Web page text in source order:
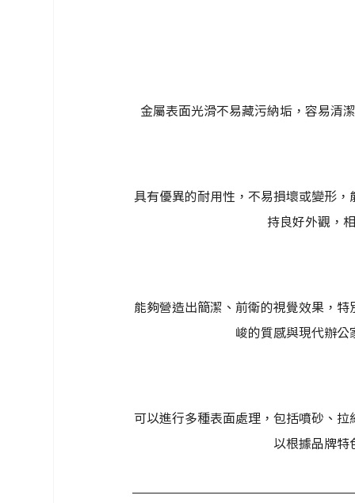
金屬表面光滑不易藏污納垢，容易清
具有優異的耐用性，不易損壞或變形
持良好外觀，
能夠營造出簡潔、前衛的視覺效果，
峻的質感與現代辦
可以進行多種表面處理，包括噴砂、
以根據品牌特